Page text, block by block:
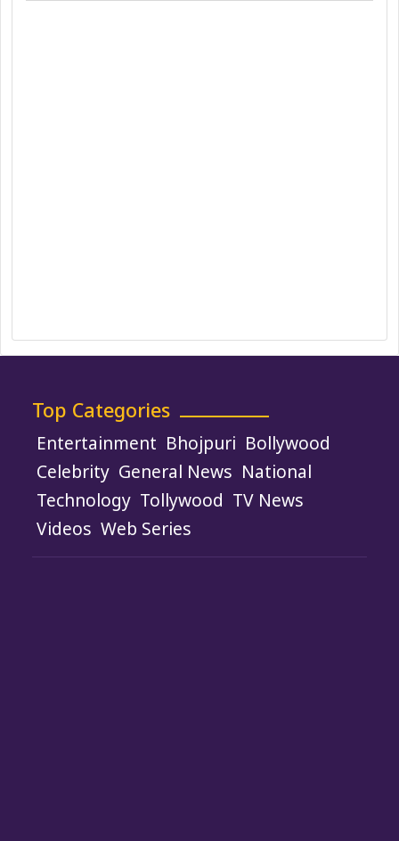
Top Categories
Entertainment Bhojpuri Bollywood
Celebrity General News National
Technology Tollywood TV News
Videos Web Series